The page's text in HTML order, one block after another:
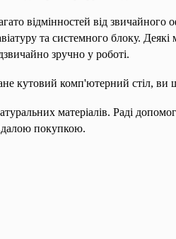
відмінностей від звичайного
та системного блоку.
зручно у роботі.
кутовий комп'ютерний стіл, ви
матеріалів. Раді
покупкою.